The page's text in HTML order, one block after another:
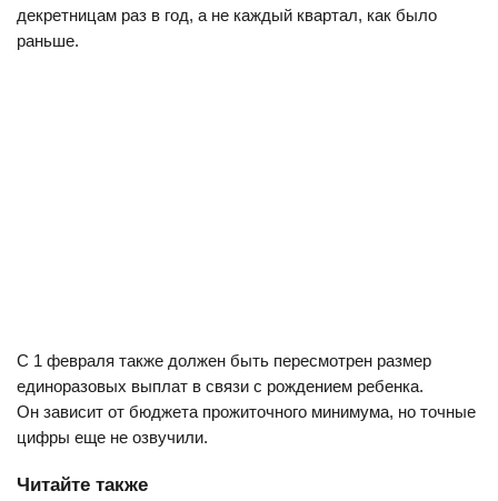
декретницам раз в год, а не каждый квартал, как было
раньше.
С 1 февраля также должен быть пересмотрен размер
единоразовых выплат в связи с рождением ребенка.
Он зависит от бюджета прожиточного минимума, но точные
цифры еще не озвучили.
Читайте также